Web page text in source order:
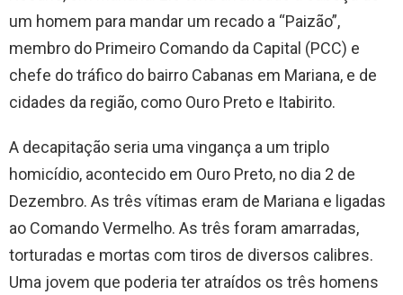
um homem para mandar um recado a “Paizão”,
membro do Primeiro Comando da Capital (PCC) e
chefe do tráfico do bairro Cabanas em Mariana, e de
cidades da região, como Ouro Preto e Itabirito.
A decapitação seria uma vingança a um triplo
homicídio, acontecido em Ouro Preto, no dia 2 de
Dezembro. As três vítimas eram de Mariana e ligadas
ao Comando Vermelho. As três foram amarradas,
torturadas e mortas com tiros de diversos calibres.
Uma jovem que poderia ter atraídos os três homens